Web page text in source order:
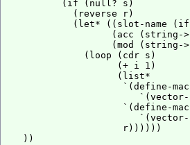
           (if (null? s)
             (reverse r)
(let* ((slot-name
(acc (string-
(mod (string-
               (loop (cdr s)
                     (+ i 1)
                     (list*
`(define-
`(define-
                      r))))))
    ))